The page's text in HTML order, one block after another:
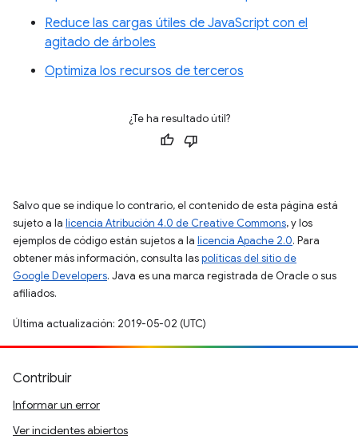
Reduce las cargas útiles de JavaScript con el
agitado de árboles
Optimiza los recursos de terceros
¿Te ha resultado útil?
Salvo que se indique lo contrario, el contenido de esta página está
sujeto a la licencia Atribución 4.0 de Creative Commons, y los
ejemplos de código están sujetos a la licencia Apache 2.0. Para
obtener más información, consulta laspolíticas del sitio de
Google Developers. Java es una marca registrada de Oracle o sus
afiliados.
Última actualización: 2019-05-02 (UTC)
Contribuir
Informar un error
Ver incidentes abiertos